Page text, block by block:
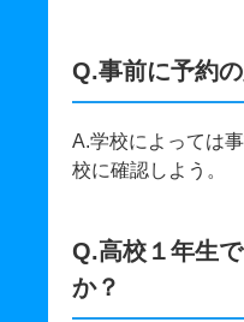
Q.事前に予約
A.学校によっては
校に確認しよう。
Q.高校１年生
か？